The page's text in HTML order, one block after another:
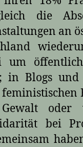
die
an
um
in Blogs
oder
bei